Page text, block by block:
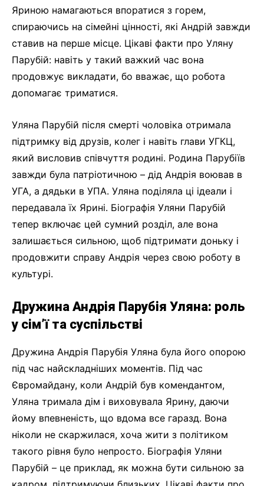
Яриною намагаються впоратися з горем,
спираючись на сімейні цінності, які Андрій завжди
ставив на перше місце. Цікаві факти про Уляну
Парубій: навіть у такий важкий час вона
продовжує викладати, бо вважає, що робота
допомагає триматися.
Уляна Парубій після смерті чоловіка отримала
підтримку від друзів, колег і навіть глави УГКЦ,
який висловив співчуття родині. Родина Парубіїв
завжди була патріотичною – дід Андрія воював в
УГА, а дядьки в УПА. Уляна поділяла ці ідеали і
передавала їх Ярині. Біографія Уляни Парубій
тепер включає цей сумний розділ, але вона
залишається сильною, щоб підтримати доньку і
продовжити справу Андрія через свою роботу в
культурі.
Дружина Андрія Парубія Уляна: роль
у сім’ї та суспільстві
Дружина Андрія Парубія Уляна була його опорою
під час найскладніших моментів. Під час
Євромайдану, коли Андрій був комендантом,
Уляна тримала дім і виховувала Ярину, даючи
йому впевненість, що вдома все гаразд. Вона
ніколи не скаржилася, хоча жити з політиком
такого рівня було непросто. Біографія Уляни
Парубій – це приклад, як можна бути сильною за